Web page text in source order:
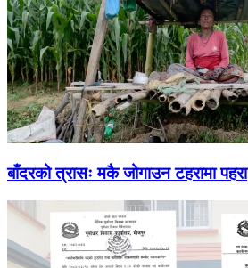
बाँदरको त्रासः मकै जोगाउन टहरामा पहरा